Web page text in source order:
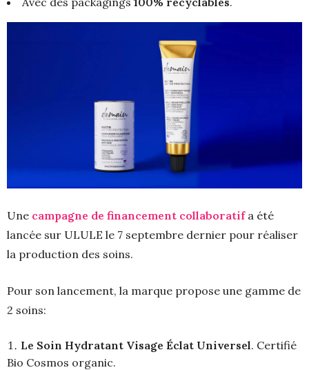
Une campagne de financement collaboratifa été
lancée sur ULULE le 7 septembre dernier pour réaliser
la production des soins.
Pour son lancement, la marque propose une gamme de
2 soins:
Le Soin Hydratant Visage Éclat Universel. Certifié
Bio Cosmos organic.